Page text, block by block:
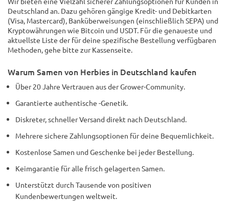
Deutschland an. Dazu gehören gängige Kredit- und Debitkarten
(Visa, Mastercard), Banküberweisungen (einschließlich SEPA) und
Kryptowährungen wie Bitcoin und USDT. Für die genaueste und
aktuellste Liste der für deine spezifische Bestellung verfügbaren
Methoden, gehe bitte zur Kassenseite.
Warum Samen von Herbies in Deutschland kaufen
Über 20 Jahre Vertrauen aus der Grower-Community.
Garantierte authentische -Genetik.
Diskreter, schneller Versand direkt nach Deutschland.
Mehrere sichere Zahlungsoptionen für deine Bequemlichkeit.
Kostenlose Samen und Geschenke bei jeder Bestellung.
Keimgarantie für alle frisch gelagerten Samen.
Unterstützt durch Tausende von positiven
Kundenbewertungen weltweit.